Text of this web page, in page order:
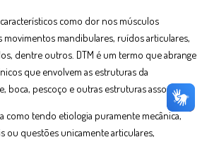
como dor nos músculos
movimentos mandibulares, ruídos articulares,
dentre outros. DTM é um termo que abrange
que envolvem as estruturas da
boca, pescoço e outras estruturas associadas.
como tendo etiologia puramente mecânica,
ou questões unicamente articulares,